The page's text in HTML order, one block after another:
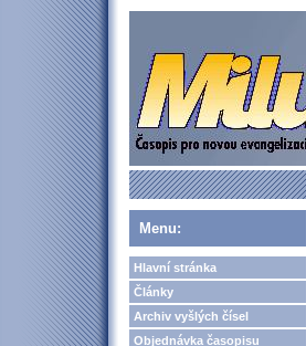
Menu:
Hlavní stránka
Články
Archiv vyšlých čísel
Objednávka časopisu